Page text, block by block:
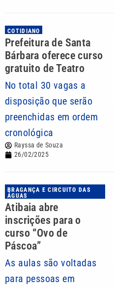
COTIDIANO
Prefeitura de Santa
Bárbara oferece curso
gratuito de Teatro
No total 30 vagas a
disposição que serão
preenchidas em ordem
cronológica
Rayssa de Souza
26/02/2025
BRAGANÇA E CIRCUITO DAS
ÁGUAS
Atibaia abre
inscrições para o
curso “Ovo de
Páscoa”
As aulas são voltadas
para pessoas em